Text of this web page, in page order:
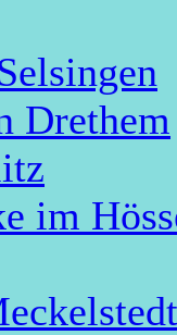
Drethem
im